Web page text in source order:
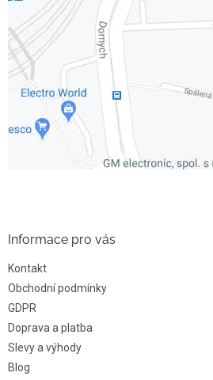
Informace pro vás
Kontakt
Obchodní podmínky
GDPR
Doprava a platba
Slevy a výhody
Blog